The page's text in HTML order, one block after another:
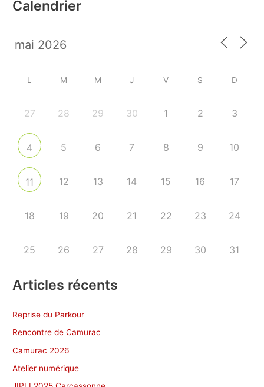
Calendrier
L M M J V S D
27 28 29 30 1 2 3
4 5 6 7 8 9 10
11 12 13 14 15 16 17
18 19 20 21 22 23 24
25 26 27 28 29 30 31
Articles récents
Reprise du Parkour
Rencontre de Camurac
Camurac 2026
Atelier numérique